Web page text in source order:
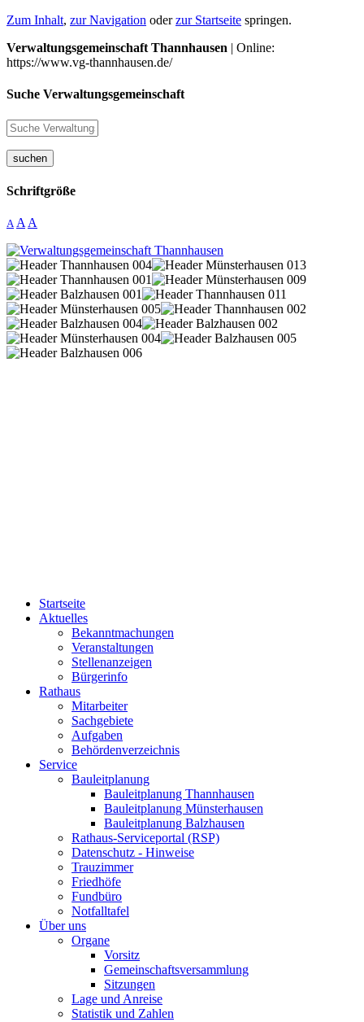
Zum Inhalt, zur Navigation oderzur Startseite springen.
Verwaltungsgemeinschaft Thannhausen | Online:
https://www.vg-thannhausen.de/
Suche Verwaltungsgemeinschaft
suchen
Schriftgröße
A A A
Startseite
Aktuelles
Bekanntmachungen
Veranstaltungen
Stellenanzeigen
Bürgerinfo
Rathaus
Mitarbeiter
Sachgebiete
Aufgaben
Behördenverzeichnis
Service
Bauleitplanung
Bauleitplanung Thannhausen
Bauleitplanung Münsterhausen
Bauleitplanung Balzhausen
Rathaus-Serviceportal (RSP)
Datenschutz - Hinweise
Trauzimmer
Friedhöfe
Fundbüro
Notfalltafel
Über uns
Organe
Vorsitz
Gemeinschaftsversammlung
Sitzungen
Lage und Anreise
Statistik und Zahlen